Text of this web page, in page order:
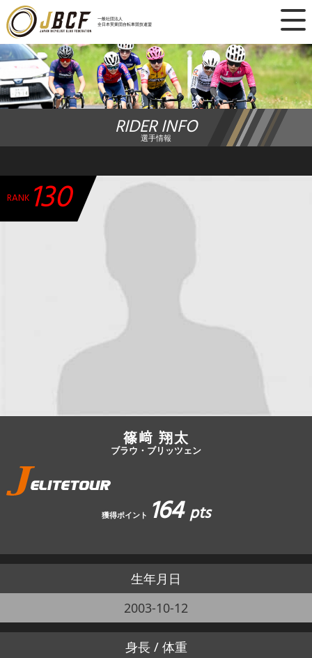
一般社団法人
全日本実業団自転車競技連盟
×
ニュース
レース日程
ランキング
チーム・選手
加盟・登録
エントリー
JBCF ROAD SERIESとは
RIDER INFO
選手情報
RANK 130
篠﨑 翔太
ブラウ・ブリッツェン
獲得ポイント 164pts
生年月日
2003-10-12
身長 / 体重